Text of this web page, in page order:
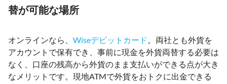
替が可能な場所
オンラインなら、 Wiseデビットカード 。両社とも外貨を
アカウントで保有でき、事前に現金を外貨両替する必要は
なく、口座の残高から外貨のまま支払いができる点が大き
なメリットです。現地ATMで外貨をおトクに出金できる